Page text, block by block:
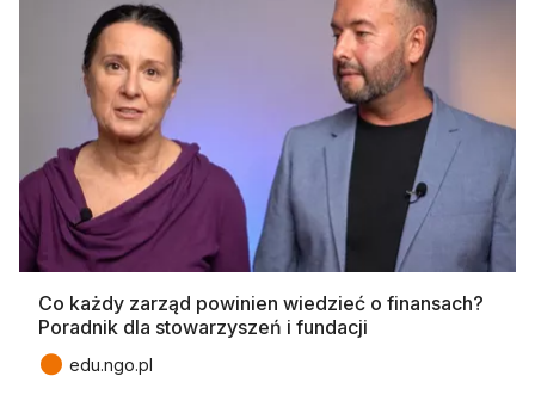
Co każdy zarząd powinien wiedzieć o finansach?
Poradnik dla stowarzyszeń i fundacji
● edu.ngo.pl